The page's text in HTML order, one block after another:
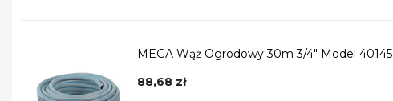
MEGA Wąż Ogrodowy 30m 3/4" Model 40145
88,68 zł